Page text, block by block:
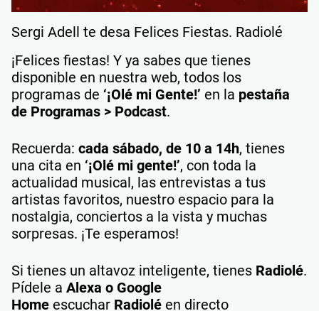
Sergi Adell te desa Felices Fiestas. Radiolé
¡Felices fiestas! Y ya sabes que tienes
disponible en nuestra web, todos los
programas de ‘¡Olé mi Gente!’ en la pestaña
de Programas > Podcast.
Recuerda: cada sábado, de 10 a 14h, tienes
una cita en ‘¡Olé mi gente!’, con toda la
actualidad musical, las entrevistas a tus
artistas favoritos, nuestro espacio para la
nostalgia, conciertos a la vista y muchas
sorpresas. ¡Te esperamos!
Si tienes un altavoz inteligente, tienes Radiolé.
Pídele a Alexa o Google
Home escuchar Radiolé en directo